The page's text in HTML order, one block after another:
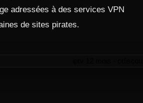
adressées à des services VPN
de sites pirates.